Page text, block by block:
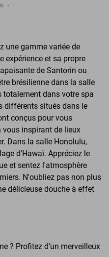
une gamme variée de
expérience et sa propre
de Santorin ou
brésilienne dans la salle
totalement dans votre spa
différents situés dans le
conçus pour vous
vous inspirant de lieux
Dans la salle Honolulu,
d'Hawaï. Appréciez le
et sentez l'atmosphère
N'oubliez pas non plus
délicieuse douche à effet
? Profitez d'un merveilleux